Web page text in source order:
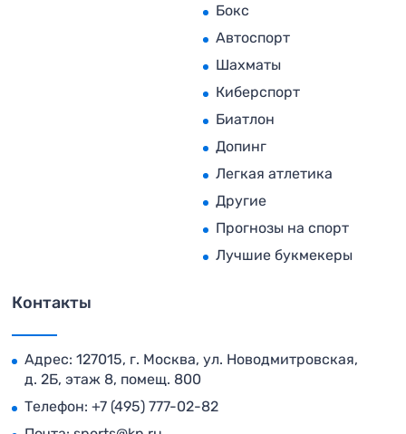
Бокс
Автоспорт
Шахматы
Киберспорт
Биатлон
Допинг
Легкая атлетика
Другие
Прогнозы на спорт
Лучшие букмекеры
Контакты
Адрес: 127015, г. Москва, ул. Новодмитровская,
д. 2Б, этаж 8, помещ. 800
Телефон: +7 (495) 777-02-82